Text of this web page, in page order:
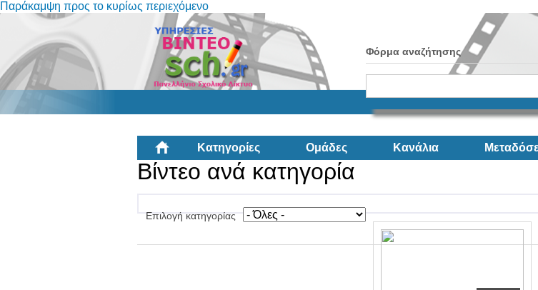
Παράκαμψη προς το κυρίως περιεχόμενο
Φόρμα αναζήτησης
Κατηγορίες Ομάδες Κανάλια
Βίντεο ανά κατηγορία
Επιλογή κατηγορίας